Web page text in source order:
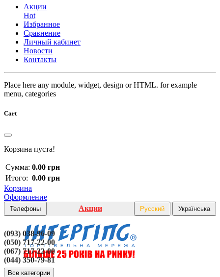
Акции
Hot
Избранное
Сравнение
Личный кабинет
Новости
Контакты
Place here any module, widget, design or HTML. for example
menu, categories
Cart
Корзина пуста!
Сумма: 0.00 грн
Итого: 0.00 грн
Корзина
Оформление
Телефоны
(093) 038-96-09
(050) 717-22-00
(067) 717-22-00
(044) 350-79-81
Акции Русский Українська
Все категории